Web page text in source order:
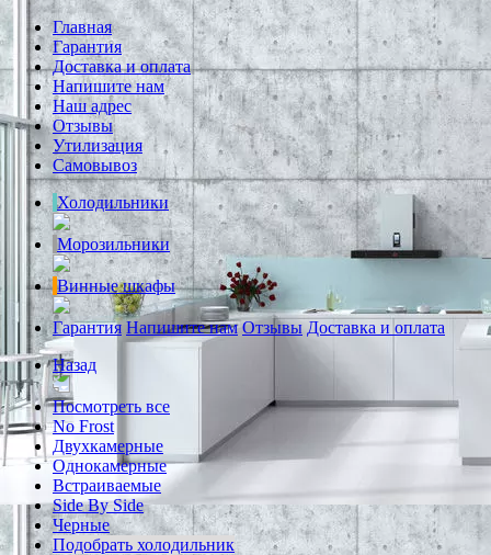
Главная
Гарантия
Доставка и оплата
Напишите нам
Наш адрес
Отзывы
Утилизация
Самовывоз
Холодильники
Морозильники
Винные шкафы
Гарантия Напишите нам Отзывы Доставка и оплата
Назад
Посмотреть все
No Frost
Двухкамерные
Однокамерные
Встраиваемые
Side By Side
Черные
Подобрать холодильник